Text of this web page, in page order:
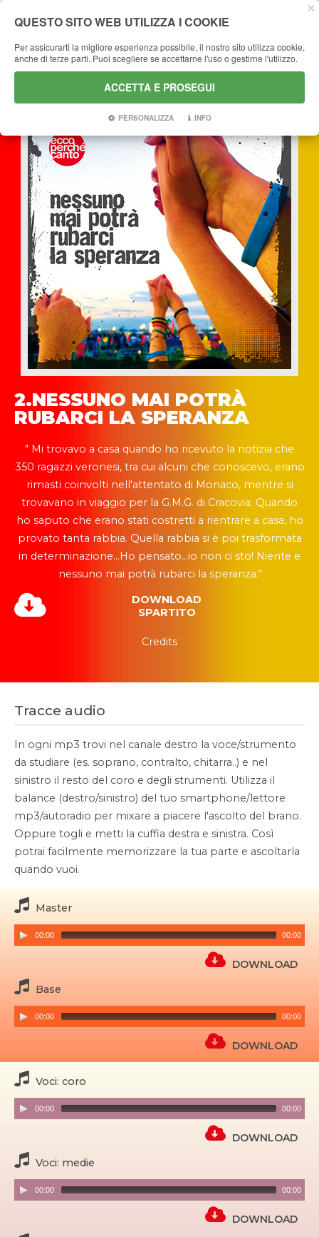
CHRISTIAN MUSIC
2.NESSUNO MAI POTRÀ
RUBARCI LA SPERANZA
" Mi trovavo a casa quando ho ricevuto la notizia che
350 ragazzi veronesi, tra cui alcuni che conoscevo, erano
rimasti coinvolti nell'attentato di Monaco, mentre si
trovavano in viaggio per la G.M.G. di Cracovia. Quando
ho saputo che erano stati costretti a rientrare a casa, ho
provato tanta rabbia. Quella rabbia si è poi trasformata
in determinazione...Ho pensato...io non ci sto! Niente e
nessuno mai potrà rubarci la speranza."
DOWNLOAD
SPARTITO
Credits
Tracce audio
In ogni mp3 trovi nel canale destro la voce/strumento
da studiare (es. soprano, contralto, chitarra..) e nel
sinistro il resto del coro e degli strumenti. Utilizza il
balance (destro/sinistro) del tuo smartphone/lettore
mp3/autoradio per mixare a piacere l'ascolto del brano.
Oppure togli e metti la cuffia destra e sinistra. Così
potrai facilmente memorizzare la tua parte e ascoltarla
quando vuoi.
Master
00:00 00:00
DOWNLOAD
Base
00:00 00:00
DOWNLOAD
Voci: coro
00:00 00:00
DOWNLOAD
Voci: medie
00:00 00:00
DOWNLOAD
QUESTO SITO WEB UTILIZZA I COOKIE
Per assicurarti la migliore esperienza possibile, il nostro sito utilizza cookie,
anche di terze parti. Puoi scegliere se accettarne l'uso o gestirne l'utilizzo.
ACCETTA E PROSEGUI
PERSONALIZZA INFO